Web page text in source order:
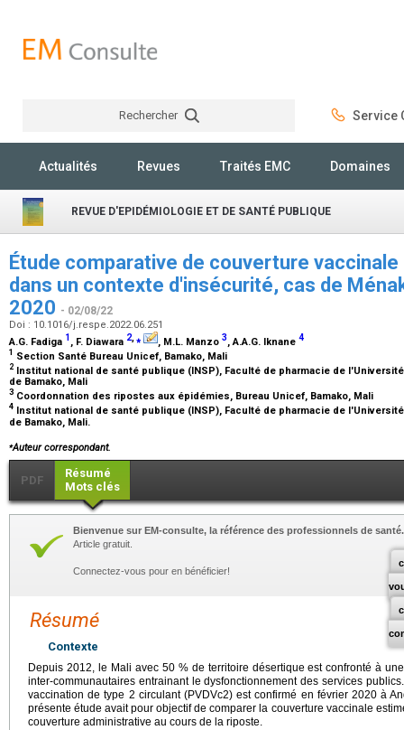
Rechercher Service
Actualités Revues Traités EMC Domaines
REVUE D'EPIDÉMIOLOGIE ET DE SANTÉ PUBLIQUE
Étude comparative de couverture
dans un contexte d'insécurité, cas de
2020 - 02/08/22
Doi : 10.1016/j.respe.2022.06.251
A.G. Fadiga 1 , F. Diawara 2,⁎ , M.L. Manzo 3, A.A.G. Iknane 4
1 Section Santé Bureau Unicef, Bamako, Mali
2 Institut national de santé publique (INSP), Faculté de pharmacie de
de Bamako, Mali
3 Coordonnation des ripostes aux épidémies, Bureau Unicef, Bamako, Mali
4 Institut national de santé publique (INSP), Faculté de pharmacie de
de Bamako, Mali.
⁎Auteur correspondant.
PDF
Résumé
Mots clés
Bienvenue sur EM-consulte, la référence des professionnels de santé.
Article gratuit.
Connectez-vous pour en bénéficier!
Résumé
Contexte
Depuis 2012, le Mali avec 50 % de territoire désertique est confronté à
inter-communautaires entrainant le dysfonctionnement des services
vaccination de type 2 circulant (PVDVc2) est confirmé en février 2020 à
présente étude avait pour objectif de comparer la couverture vaccinale
couverture administrative au cours de la riposte.